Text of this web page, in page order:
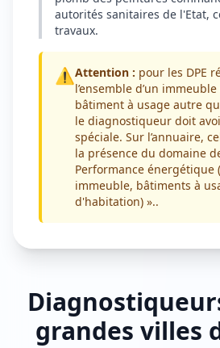
autorités sanitaires de l'Etat,
travaux.
⚠️Attention : pour les DPE
l’ensemble d’un
bâtiment à usage autre
le diagnostiqueur doit
spéciale. Sur l’annuaire,
la présence du domaine
Performance énergétique
immeuble, bâtiments à
d'habitation) »..
grandes villes